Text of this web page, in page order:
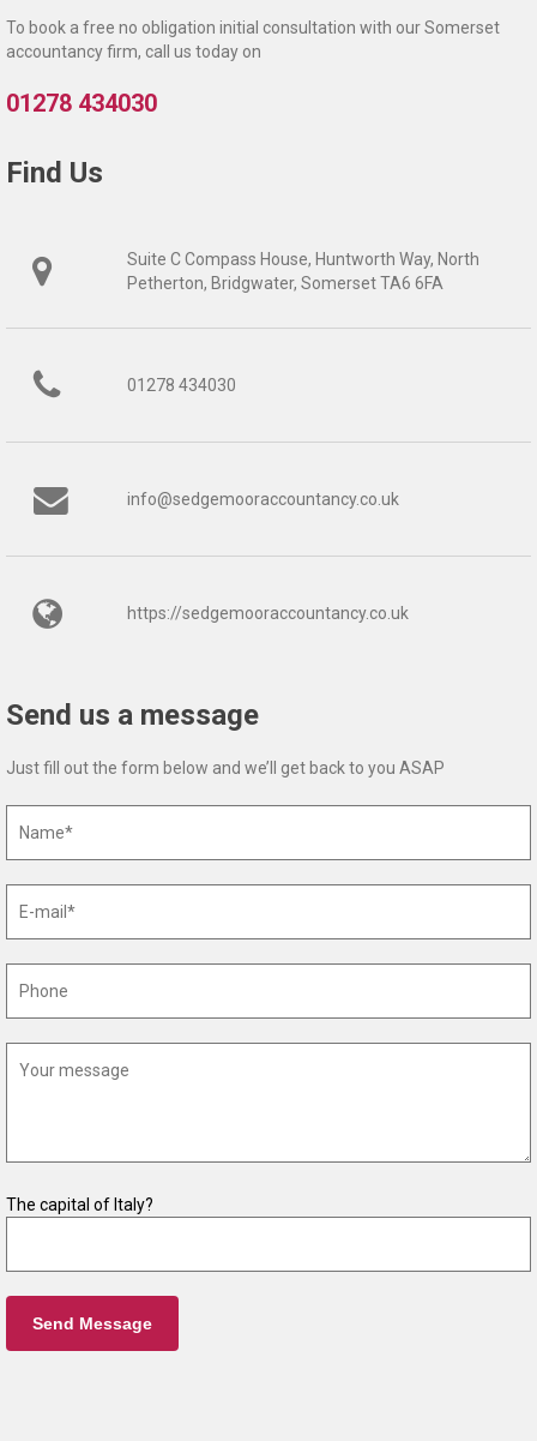
To book a free no obligation initial consultation with our Somerset
accountancy firm, call us today on
01278 434030
Find Us
Suite C Compass House, Huntworth Way, North
Petherton, Bridgwater, Somerset TA6 6FA
01278 434030
info@sedgemooraccountancy.co.uk
https://sedgemooraccountancy.co.uk
Send us a message
Just fill out the form below and we’ll get back to you ASAP
The capital of Italy?